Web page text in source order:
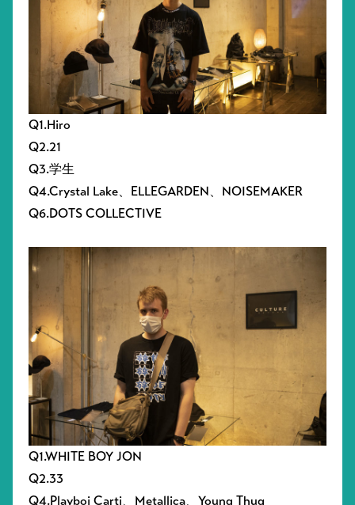
Q1.Hiro
Q2.21
Q3.学生
Q4.Crystal Lake、ELLEGARDEN、NOISEMAKER
Q6.DOTS COLLECTIVE
Q1.WHITE BOY JON
Q2.33
Q4.Playboi Carti、Metallica、Young Thug